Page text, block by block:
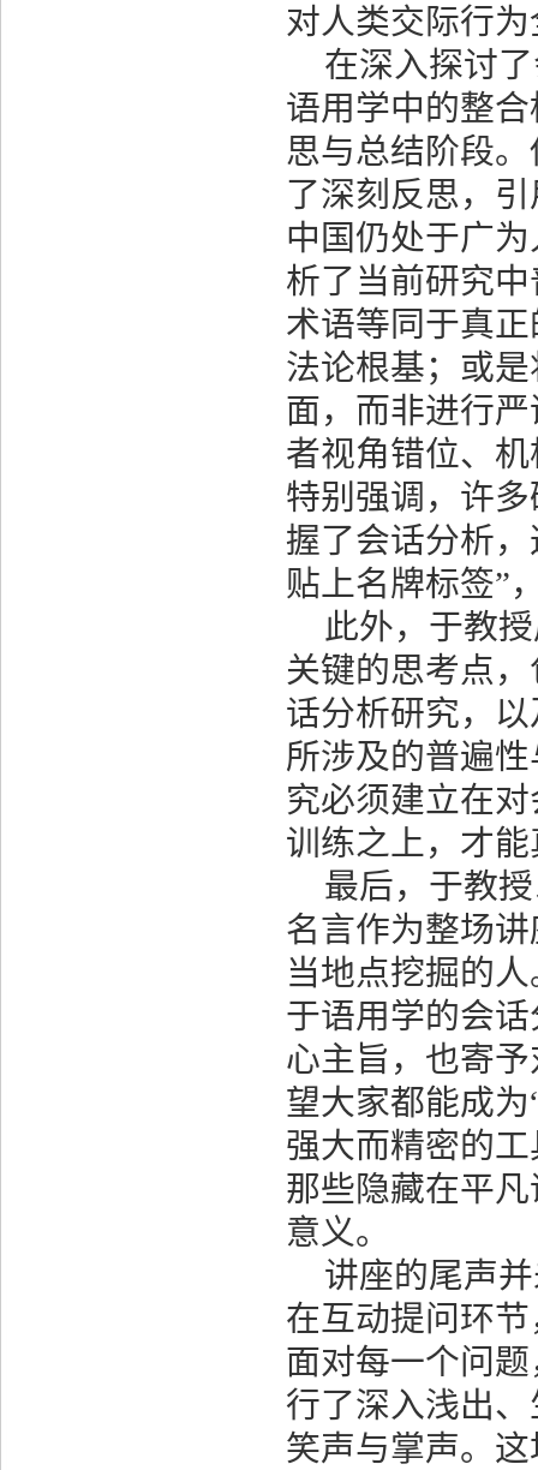
对人类交际行
在深入探讨
语用学中的整
思与总结阶段
了深刻反思，
中国仍处于广
析了当前研究
术语等同于真
法论根基；或
面，而非进行
者视角错位、
特别强调，许
握了会话分析
贴上名牌标签”
此外，于教
关键的思考点
话分析研究，
所涉及的普遍
究必须建立在
训练之上，才
最后，于教
名言作为整场
当地点挖掘的人
于语用学的会
心主旨，也寄
望大家都能成
强大而精密的
那些隐藏在平
意义。
讲座的尾声
在互动提问环
面对每一个问
行了深入浅出
笑声与掌声。